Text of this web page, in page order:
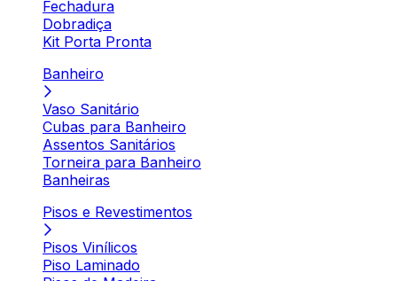
Fechadura
Dobradiça
Kit Porta Pronta
Banheiro
Vaso Sanitário
Cubas para Banheiro
Assentos Sanitários
Torneira para Banheiro
Banheiras
Pisos e Revestimentos
Pisos Vinílicos
Piso Laminado